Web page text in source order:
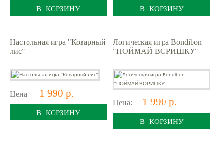
В КОРЗИНУ В КОРЗИНУ
Настольная игра "Коварный
лис"
Цена: 1 990 р.
В КОРЗИНУ
Логическая игра Bondibon
"ПОЙМАЙ ВОРИШКУ"
Цена: 1 990 р.
В КОРЗИНУ